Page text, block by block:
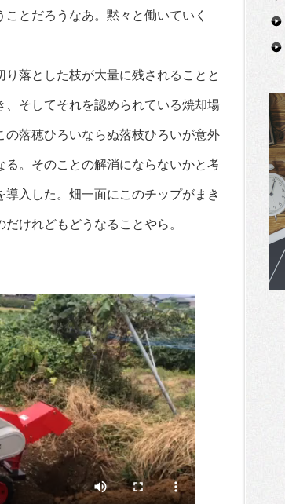
とだろうなあ。黙々と働いていく
落とした枝が大量に残されることと
そしてそれを認められている焼却場
落穂ひろいならぬ落枝ひろいが意外
。そのことの解消にならないかと考
入した。畑一面にこのチップがまき
けれどもどうなることやら。